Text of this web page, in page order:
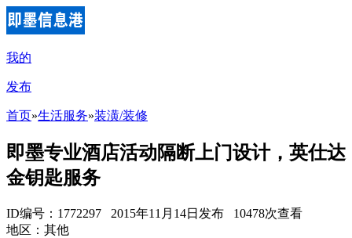
我的
发布
首页»生活服务»装潢/装修
即墨专业酒店活动隔断上门设计，英仕达
金钥匙服务
ID编号：1772297 2015年11月14日发布 10478次查看
地区：其他